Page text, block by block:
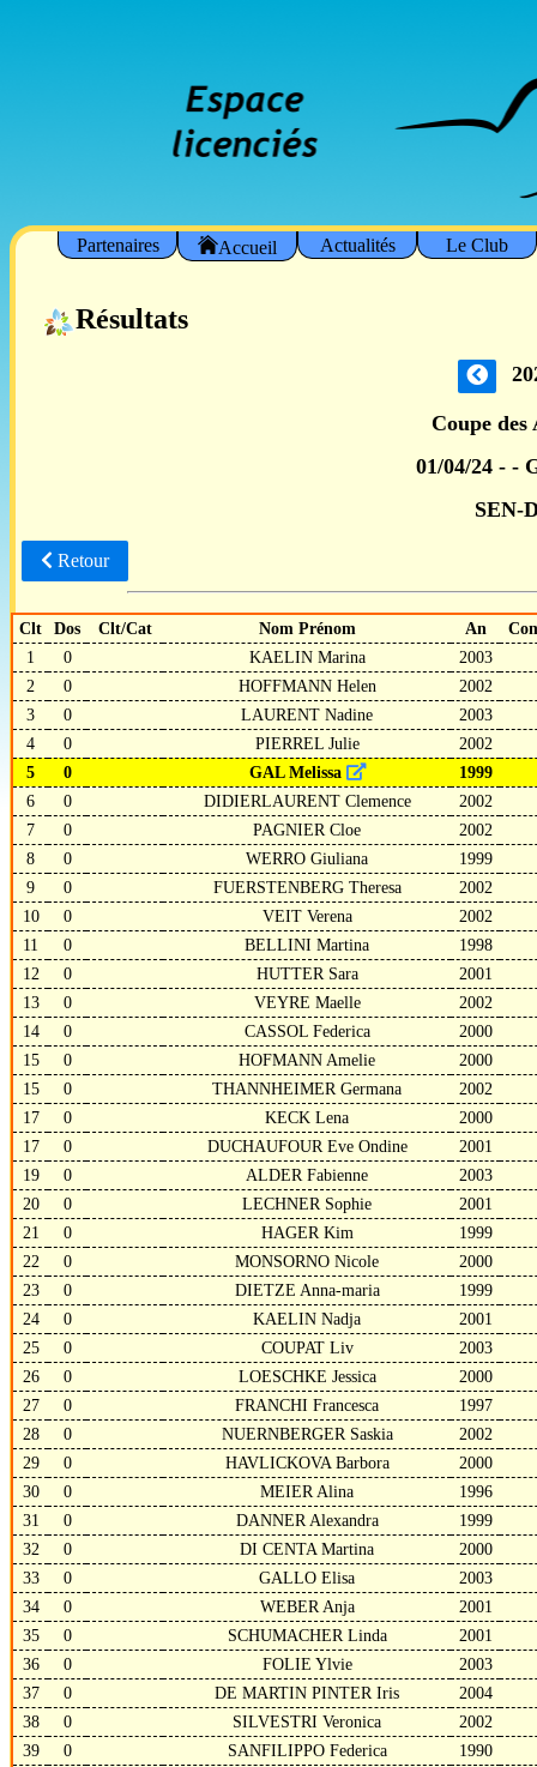
Partenaires Accueil Actualités Le Club
Résultats
Coupe des
01/04/24 - -
SEN-
Retour
Clt Dos Clt/Cat Nom Prénom An
1
0 KAELIN Marina
2003
2
0 HOFFMANN Helen
2002
3
0 LAURENT Nadine
2003
4
0 PIERREL Julie
2002
5
0 GAL Melissa
1999
6
0 DIDIERLAURENT Clemence
2002
7
0 PAGNIER Cloe
2002
8
0 WERRO Giuliana
1999
9
0 FUERSTENBERG Theresa
2002
10
0 VEIT Verena
2002
11
0 BELLINI Martina
1998
12
0 HUTTER Sara
2001
13
0 VEYRE Maelle
2002
14
0 CASSOL Federica
2000
15
0 HOFMANN Amelie
2000
15
0 THANNHEIMER Germana
2002
17
0 KECK Lena
2000
17
0 DUCHAUFOUR Eve Ondine
2001
19
0 ALDER Fabienne
2003
20
0 LECHNER Sophie
2001
21
0 HAGER Kim
1999
22
0 MONSORNO Nicole
2000
23
0 DIETZE Anna-maria
1999
24
0 KAELIN Nadja
2001
25
0 COUPAT Liv
2003
26
0 LOESCHKE Jessica
2000
27
0 FRANCHI Francesca
1997
28
0 NUERNBERGER Saskia
2002
29
0 HAVLICKOVA Barbora
2000
30
0 MEIER Alina
1996
31
0 DANNER Alexandra
1999
32
0 DI CENTA Martina
2000
33
0 GALLO Elisa
2003
34
0 WEBER Anja
2001
35
0 SCHUMACHER Linda
2001
36
0 FOLIE Ylvie
2003
37
0 DE MARTIN PINTER Iris
2004
38
0 SILVESTRI Veronica
2002
39
0 SANFILIPPO Federica
1990